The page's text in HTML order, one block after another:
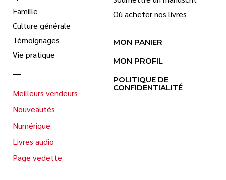
Famille
Culture générale
Témoignages
Vie pratique
Meilleurs vendeurs
Nouveautés
Numérique
Livres audio
Page vedette
Où acheter nos livres
MON PANIER
MON PROFIL
POLITIQUE DE
CONFIDENTIALITÉ